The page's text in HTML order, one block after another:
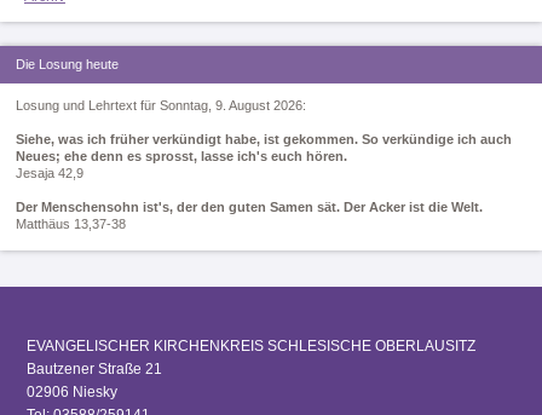
Die Losung heute
Losung und Lehrtext für Sonntag, 9. August 2026:
Siehe, was ich früher verkündigt habe, ist gekommen. So verkündige ich auch
Neues; ehe denn es sprosst, lasse ich's euch hören.
Jesaja 42,9
Der Menschensohn ist's, der den guten Samen sät. Der Acker ist die Welt.
Matthäus 13,37-38
EVANGELISCHER KIRCHENKREIS SCHLESISCHE OBERLAUSITZ
Bautzener Straße 21
02906 Niesky